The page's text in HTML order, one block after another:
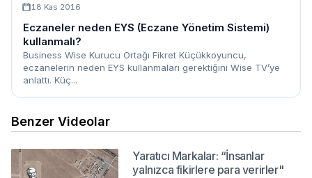
18 Kas 2016
Eczaneler neden EYS (Eczane Yönetim Sistemi)
kullanmalı?
Business Wise Kurucu Ortağı Fikret Küçükkoyuncu,
eczanelerin neden EYS kullanmaları gerektiğini Wise TV’ye
anlattı. Küç...
Benzer Videolar
Yaratıcı Markalar: “İnsanlar
yalnızca fikirlere para verirler"